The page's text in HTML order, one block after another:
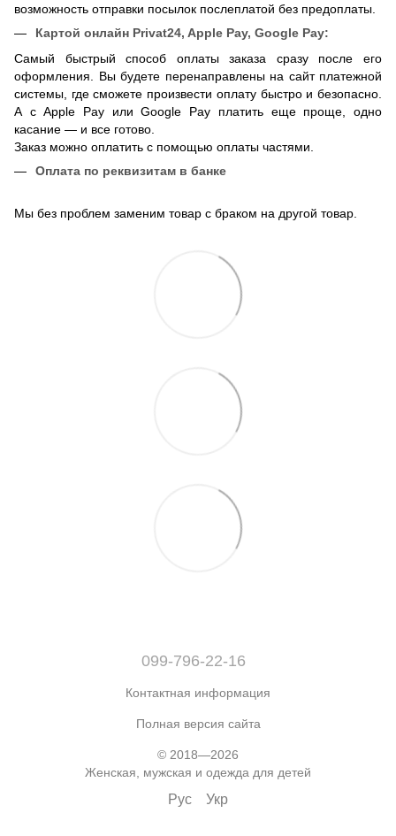
возможность отправки посылок послеплатой без предоплаты.
Картой онлайн Privat24, Apple Pay, Google Pay:
Самый быстрый способ оплаты заказа сразу после его
оформления. Вы будете перенаправлены на сайт платежной
системы, где сможете произвести оплату быстро и безопасно.
А с Apple Pay или Google Pay платить еще проще, одно
касание — и все готово.
Заказ можно оплатить с помощью оплаты частями.
Оплата по реквизитам в банке
Мы без проблем заменим товар с браком на другой товар.
099-796-22-16
Контактная информация
Полная версия сайта
© 2018—2026
Женская, мужская и одежда для детей
Рус Укр